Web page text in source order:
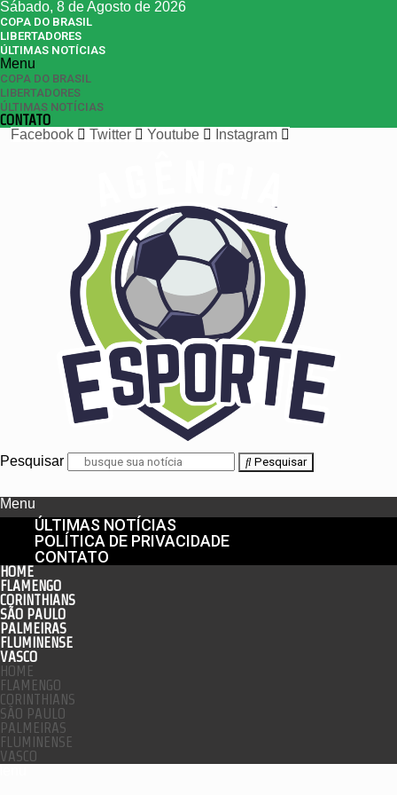
Sábado, 8 de Agosto de 2026
COPA DO BRASIL
LIBERTADORES
ÚLTIMAS NOTÍCIAS
Menu
COPA DO BRASIL
LIBERTADORES
ÚLTIMAS NOTÍCIAS
CONTATO
Facebook
Twitter Youtube Instagram
Pesquisar Pesquisar
Menu
ÚLTIMAS NOTÍCIAS
POLÍTICA DE PRIVACIDADE
CONTATO
HOME
FLAMENGO
CORINTHIANS
SÃO PAULO
PALMEIRAS
FLUMINENSE
VASCO
HOME
FLAMENGO
CORINTHIANS
SÃO PAULO
PALMEIRAS
FLUMINENSE
VASCO